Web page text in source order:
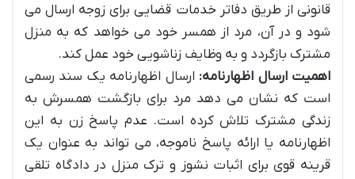
قانونی از طریق دفاتر خدمات قضایی برای زوجه ارسال می
شود و در آن، مرد از همسر خود می خواهد که به منزل
مشترک بازگردد و به وظایف زناشویی خود عمل کند.
اهمیت ارسال اظهارنامه: ارسال اظهارنامه یک سند رسمی
است که نشان می دهد مرد برای بازگشت همسرش به
زندگی مشترک تلاش کرده است. عدم پاسخ زن به این
اظهارنامه یا ارائه پاسخ ناموجه، می تواند به عنوان یک
قرینه قوی برای اثبات نشوز و ترک منزل در دادگاه تلقی